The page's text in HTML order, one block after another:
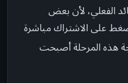
الفعلي، لأن بعض
على الاشتراك مباشرة
هذه المرحلة أصبحت